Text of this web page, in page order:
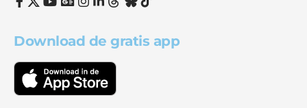
Download de gratis app